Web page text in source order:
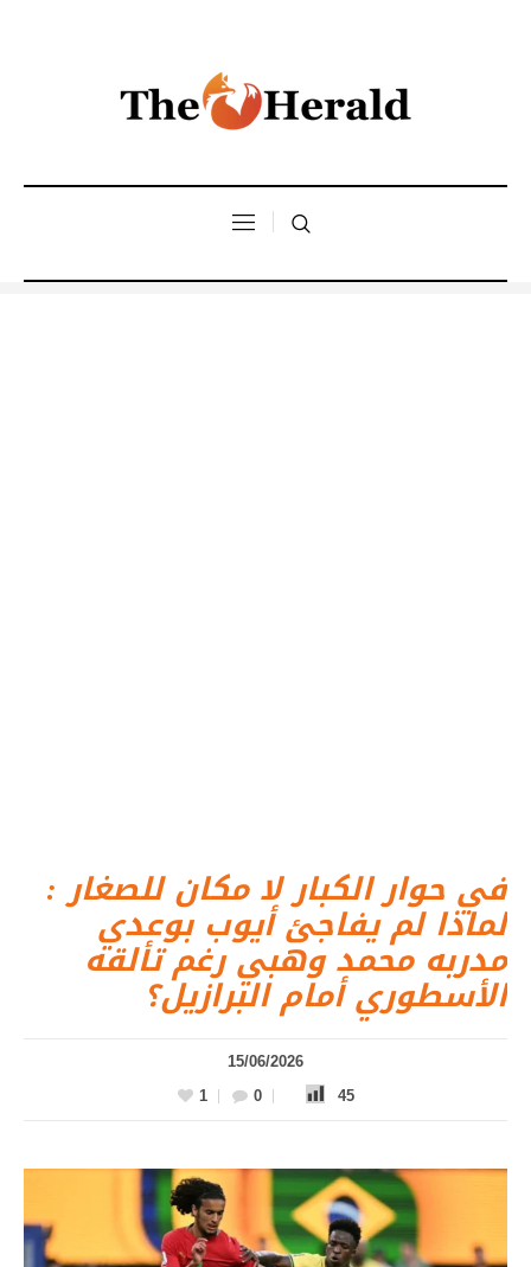
في حوار الكبار لا مكان للصغار :
لماذا لم يفاجئ أيوب بوعدي
مدربه محمد وهبي رغم تألقه
الأسطوري أمام البرازيل؟
15/06/2026
1
0 45